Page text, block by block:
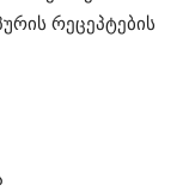
რეცეპტების